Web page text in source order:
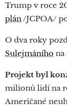
Trump v roce
plán/JCPOA/
O dva roky
Sulejmáního na
Projekt byl
milionů lidí na
Američané